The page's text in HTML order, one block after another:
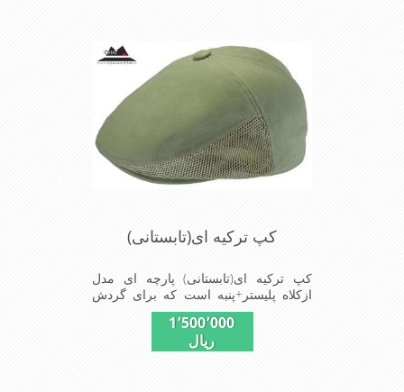
کپ ترکیه ای(تابستانی)
کپ ترکیه ای(تابستانی) پارچه ای مدل
ازکلاه پلیستر+پنبه است که برای گردش
هوا درداخل کلاه در دوخت آن ازطوری
استفاده شده تادرهوای تابستان احساس
گرمای کمی شود شیک و مناسب افراد
1٬500٬000
ریال